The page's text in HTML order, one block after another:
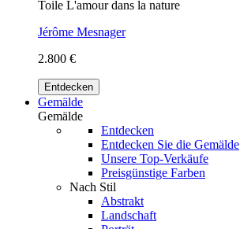
Toile L'amour dans la nature
Jérôme Mesnager
2.800 €
Entdecken
Gemälde
Gemälde
Entdecken
Entdecken Sie die Gemälde
Unsere Top-Verkäufe
Preisgünstige Farben
Nach Stil
Abstrakt
Landschaft